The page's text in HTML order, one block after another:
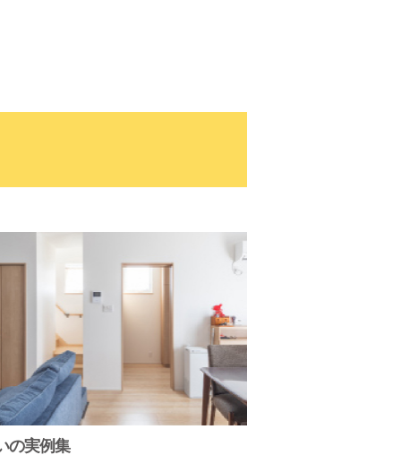
の実例集